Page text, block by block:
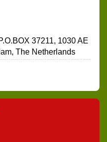
37211, 1030 AE
The Netherlands